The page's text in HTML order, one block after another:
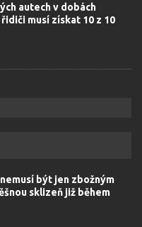
autech v dobách
musí získat 10 z 10
být jen zbožným
sklizeň již během